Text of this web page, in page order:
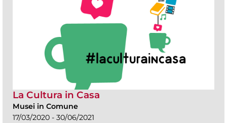
La Cultura in Casa
Musei in Comune
17/03/2020 - 30/06/2021